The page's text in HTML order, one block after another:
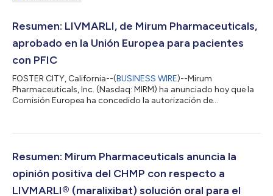
Resumen: LIVMARLI, de Mirum Pharmaceuticals,
aprobado en la Unión Europea para pacientes
con PFIC
FOSTER CITY, California--(BUSINESS WIRE)--Mirum
Pharmaceuticals, Inc. (Nasdaq: MIRM) ha anunciado hoy que la
Comisión Europea ha concedido la autorización de
progresiva (CIFP) en pacientes a partir de los tres meses de
CHMP, que concluyó que LIVMARLI frente a CFPI aporta un
Resumen: Mirum Pharmaceuticals anuncia la
opinión positiva del CHMP con respecto a
LIVMARLI® (maralixibat) solución oral para el